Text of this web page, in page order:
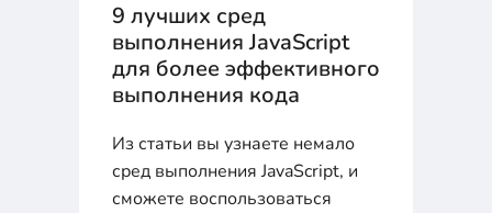
9 лучших сред
выполнения JavaScript
для более эффективного
выполнения кода
Из статьи вы узнаете немало
сред выполнения JavaScript, и
сможете воспользоваться